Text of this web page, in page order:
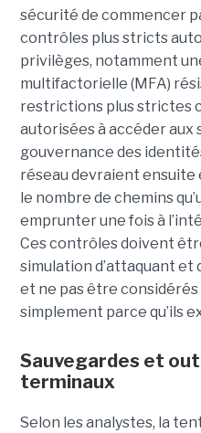
sécurité de commencer
contrôles plus stricts
privilèges, notamment
multifactorielle (MFA)
restrictions plus strictes
autorisées à accéder aux
gouvernance des
réseau devraient
le nombre de chemins
emprunter une fois à
Ces contrôles doivent
simulation d’attaquant et
et ne pas être
simplement parce qu’ils
Sauvegardes et
terminaux
Selon les analystes, la